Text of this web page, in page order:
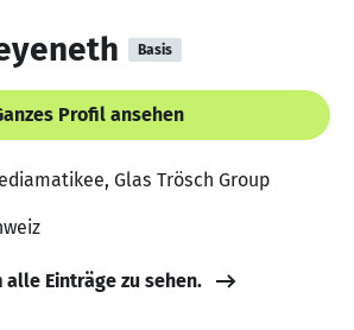
Basis
Profil ansehen
Glas Trösch Group
alle Einträge zu sehen.